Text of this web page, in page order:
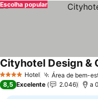
Escolha popular
4 EstrelasHotel Área de bem-
Cityhotel Design &
8,5 Excelente 2.046 a